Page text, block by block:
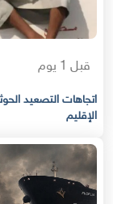
قبل 1 يوم
اتجاهات التصعيد
الإقليم